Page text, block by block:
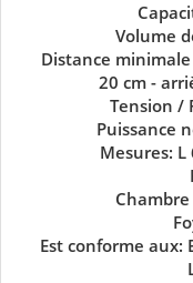
Volume
Distance
20 cm -
Tension /
Puissance
Mesures: L
Est conforme aux: